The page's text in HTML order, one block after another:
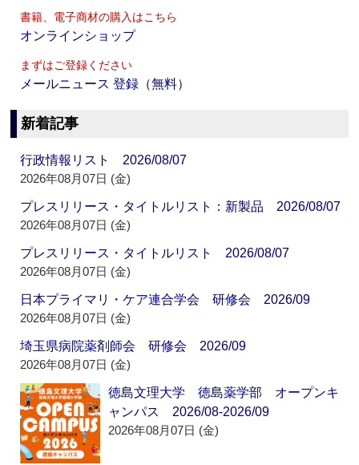
書籍、電子商材の購入はこちら
オンラインショップ
まずはご登録ください
メールニュース 登録（無料）
新着記事
行政情報リスト 2026/08/07
2026年08月07日 (金)
プレスリリース・タイトルリスト：新製品 2026/08/07
2026年08月07日 (金)
プレスリリース・タイトルリスト 2026/08/07
2026年08月07日 (金)
日本プライマリ・ケア連合学会 研修会 2026/09
2026年08月07日 (金)
埼玉県病院薬剤師会 研修会 2026/09
2026年08月07日 (金)
徳島文理大学 徳島薬学部 オープンキ
ャンパス 2026/08-2026/09
2026年08月07日 (金)